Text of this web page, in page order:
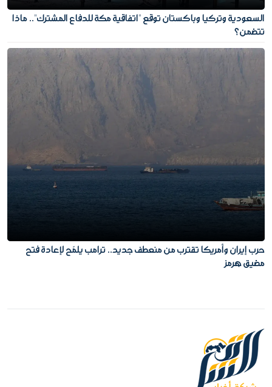
السعودية وتركيا وباكستان توقع "اتفاقية مكة للدفاع المشترك".. ماذا
تتضمن؟
حرب إيران وأمريكا تقترب من منعطف جديد.. ترامب يلمّح لإعادة فتح
مضيق هرمز